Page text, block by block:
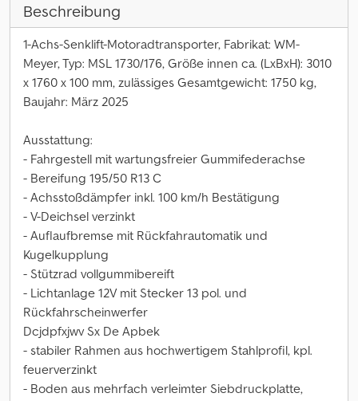
Beschreibung
1-Achs-Senklift-Motoradtransporter, Fabrikat: WM-
Meyer, Typ: MSL 1730/176, Größe innen ca. (LxBxH): 3010
x 1760 x 100 mm, zulässiges Gesamtgewicht: 1750 kg,
Baujahr: März 2025
Ausstattung:
- Fahrgestell mit wartungsfreier Gummifederachse
- Bereifung 195/50 R13 C
- Achsstoßdämpfer inkl. 100 km/h Bestätigung
- V-Deichsel verzinkt
- Auflaufbremse mit Rückfahrautomatik und
Kugelkupplung
- Stützrad vollgummibereift
- Lichtanlage 12V mit Stecker 13 pol. und
Rückfahrscheinwerfer
Dcjdpfxjwv Sx De Apbek
- stabiler Rahmen aus hochwertigem Stahlprofil, kpl.
feuerverzinkt
- Boden aus mehrfach verleimter Siebdruckplatte,